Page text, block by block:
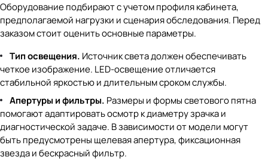
Оборудование подбирают с учетом профиля кабинета,
предполагаемой нагрузки и сценария обследования. Перед
заказом стоит оценить основные параметры.
Тип освещения. Источник света должен обеспечивать
четкое изображение. LED-освещение отличается
стабильной яркостью и длительным сроком службы.
Апертуры и фильтры. Размеры и формы светового пятна
помогают адаптировать осмотр к диаметру зрачка и
диагностической задаче. В зависимости от модели могут
быть предусмотрены щелевая апертура, фиксационная
звезда и бескрасный фильтр.